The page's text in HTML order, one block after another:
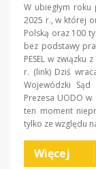
W ubiegłym
2025 r., w której
Polską oraz 100
bez podstawy
PESEL w
r. (link) Dziś
Wojewódzki Sąd
Prezesa UODO
ten moment
tylko ze względu
Więcej